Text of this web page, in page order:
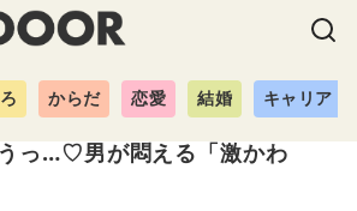
からだ 恋愛 結婚 キャリア
っ…♡男が悶える「激かわ